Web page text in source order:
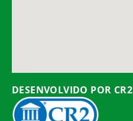
DESENVOLVIDO POR CR2